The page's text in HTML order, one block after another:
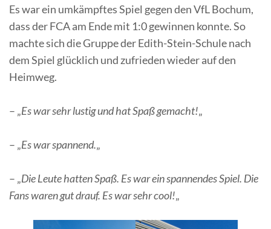
Es war ein umkämpftes Spiel gegen den VfL Bochum,
dass der FCA am Ende mit 1:0 gewinnen konnte. So
machte sich die Gruppe der Edith-Stein-Schule nach
dem Spiel glücklich und zufrieden wieder auf den
Heimweg.
– „Es war sehr lustig und hat Spaß gemacht!„
– „Es war spannend.„
– „Die Leute hatten Spaß. Es war ein spannendes Spiel. Die
Fans waren gut drauf. Es war sehr cool!„